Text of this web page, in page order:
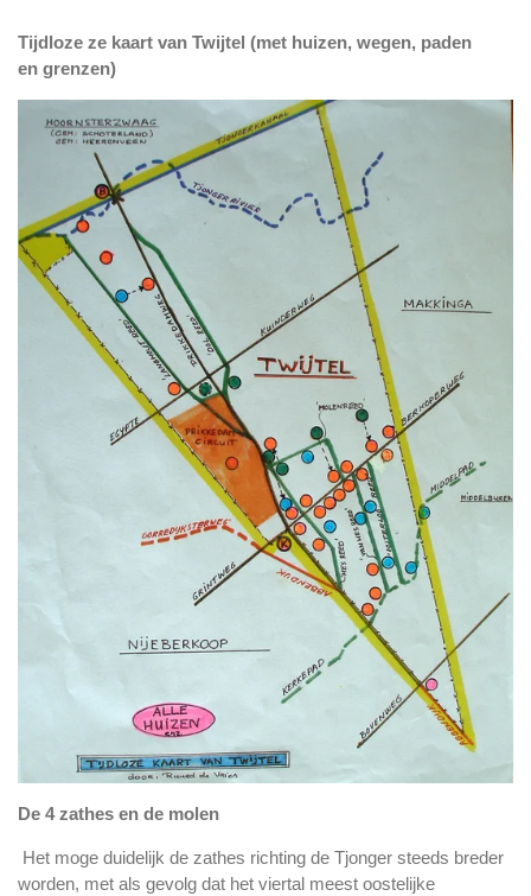
Tijdloze ze kaart van Twijtel (met huizen, wegen, paden
en grenzen)
De 4 zathes en de molen
Het moge duidelijk de zathes richting de Tjonger steeds breder
worden, met als gevolg dat het viertal meest oostelijke